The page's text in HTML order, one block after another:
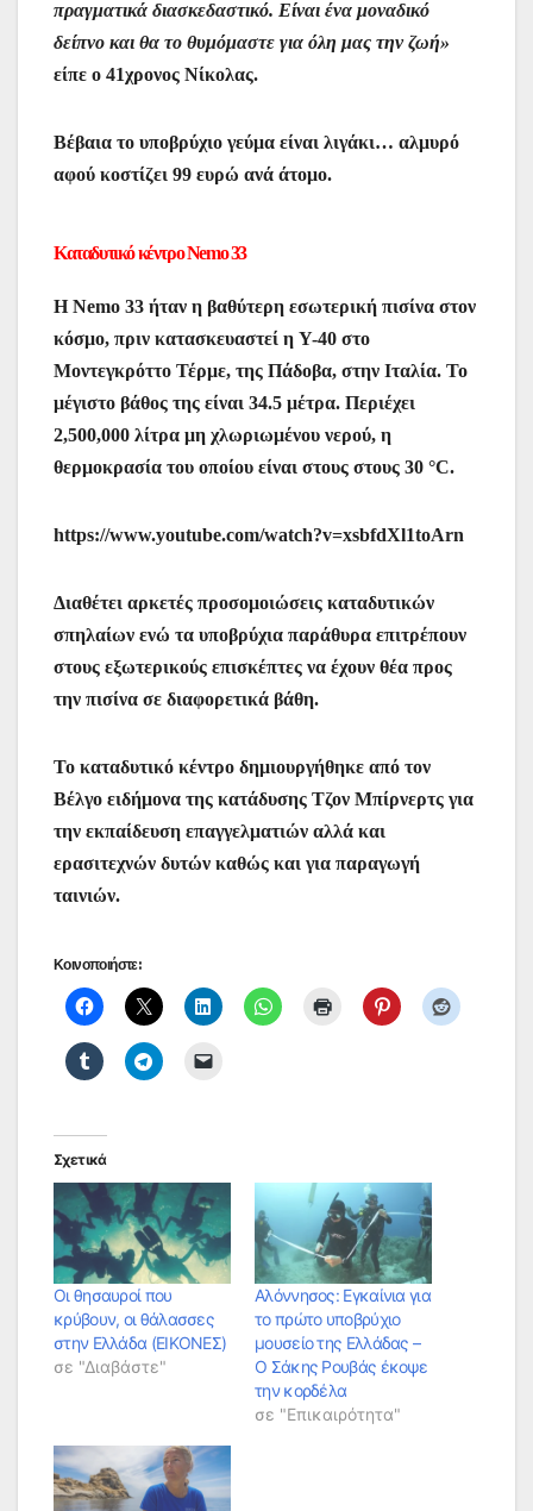
πραγματικά διασκεδαστικό. Είναι ένα μοναδικό
δείπνο και θα το θυμόμαστε για όλη μας την ζωή»
είπε ο 41χρονος Νίκολας.
Βέβαια το υποβρύχιο γεύμα είναι λιγάκι… αλμυρό
αφού κοστίζει 99 ευρώ ανά άτομο.
Καταδυτικό κέντρο Nemo 33
H Nemo 33 ήταν η βαθύτερη εσωτερική πισίνα στον
κόσμο, πριν κατασκευαστεί η Y-40 στο
Μοντεγκρόττο Τέρμε, της Πάδοβα, στην Ιταλία. Το
μέγιστο βάθος της είναι 34.5 μέτρα. Περιέχει
2,500,000 λίτρα μη χλωριωμένου νερού, η
θερμοκρασία του οποίου είναι στους στους 30 °C.
https://www.youtube.com/watch?v=xsbfdXl1toArn
Διαθέτει αρκετές προσομοιώσεις καταδυτικών
σπηλαίων ενώ τα υποβρύχια παράθυρα επιτρέπουν
στους εξωτερικούς επισκέπτες να έχουν θέα προς
την πισίνα σε διαφορετικά βάθη.
Το καταδυτικό κέντρο δημιουργήθηκε από τον
Βέλγο ειδήμονα της κατάδυσης Τζον Μπίρνερτς για
την εκπαίδευση επαγγελματιών αλλά και
ερασιτεχνών δυτών καθώς και για παραγωγή
ταινιών.
Κοινοποιήστε:
Σχετικά
Οι θησαυροί που
κρύβουν, οι θάλασσες
στην Ελλάδα (ΕΙΚΟΝΕΣ)
σε "Διαβάστε"
Αλόννησος: Εγκαίνια για
το πρώτο υποβρύχιο
μουσείο της Ελλάδας –
O Σάκης Ρουβάς έκοψε
την κορδέλα
σε "Επικαιρότητα"